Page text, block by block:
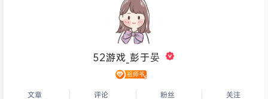
52游戏_彭于晏
文章
评论
粉丝
关注